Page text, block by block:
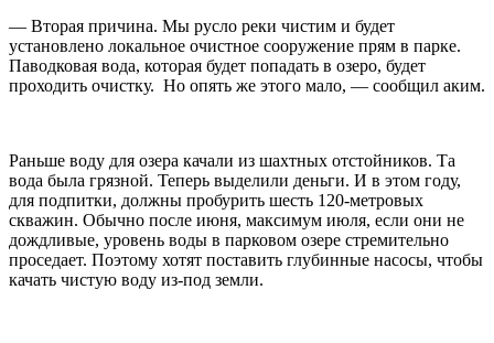
— Вторая причина. Мы русло реки чистим и будет
установлено локальное очистное сооружение прям в парке.
Паводковая вода, которая будет попадать в озеро, будет
проходить очистку. Но опять же этого мало, — сообщил аким.
Раньше воду для озера качали из шахтных отстойников. Та
вода была грязной. Теперь выделили деньги. И в этом году,
для подпитки, должны пробурить шесть 120-метровых
скважин. Обычно после июня, максимум июля, если они не
дождливые, уровень воды в парковом озере стремительно
проседает. Поэтому хотят поставить глубинные насосы, чтобы
качать чистую воду из-под земли.